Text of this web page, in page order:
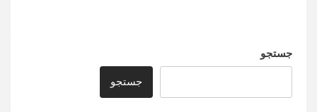
جستجو
جستجو